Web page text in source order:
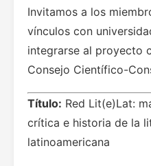
Invitamos a los
vínculos con
integrarse al proyecto
Consejo Científico-
Título: Red Lit(e)Lat:
crítica e historia de la
latinoamericana